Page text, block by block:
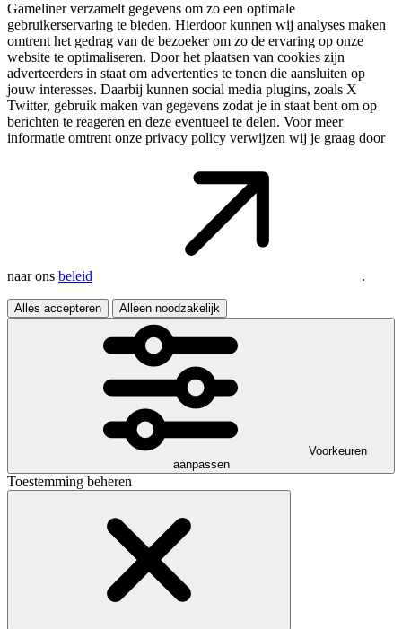
Gameliner verzamelt gegevens om zo een optimale
gebruikerservaring te bieden. Hierdoor kunnen wij analyses maken
omtrent het gedrag van de bezoeker om zo de ervaring op onze
website te optimaliseren. Door het plaatsen van cookies zijn
adverteerders in staat om advertenties te tonen die aansluiten op
jouw interesses. Daarbij kunnen social media plugins, zoals X
Twitter, gebruik maken van gegevens zodat je in staat bent om op
berichten te reageren en deze eventueel te delen. Voor meer
informatie omtrent onze privacy policy verwijzen wij je graag door
naar ons beleid .
Alles accepteren Alleen noodzakelijk
Voorkeuren
aanpassen
Toestemming beheren